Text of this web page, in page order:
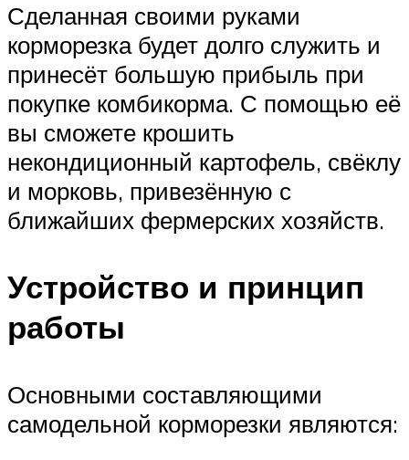
Сделанная своими руками
корморезка будет долго служить и
принесёт большую прибыль при
покупке комбикорма. С помощью её
вы сможете крошить
некондиционный картофель, свёклу
и морковь, привезённую с
ближайших фермерских хозяйств.
Устройство и принцип
работы
Основными составляющими
самодельной корморезки являются: